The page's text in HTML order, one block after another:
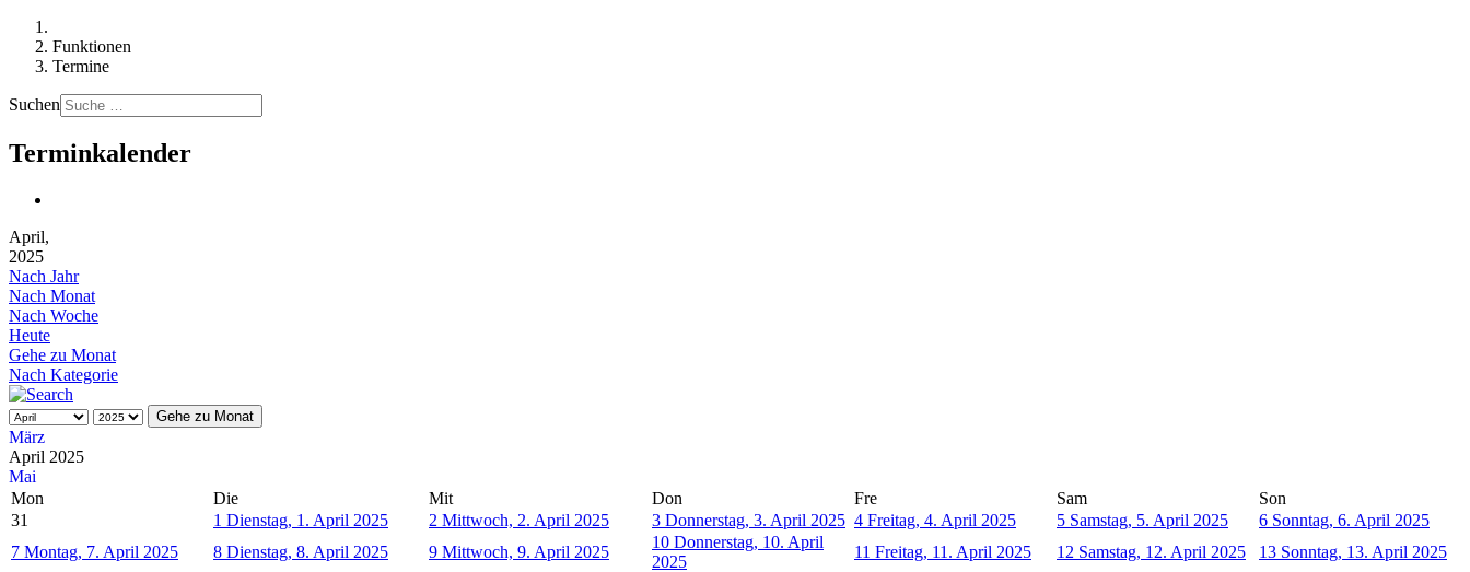
Funktionen
Termine
Suchen
Terminkalender
April,
2025
Nach Jahr
Nach Monat
Nach Woche
Heute
Gehe zu Monat
Nach Kategorie
Gehe zu Monat
März
April 2025
Mai
Mon
Die Mit Don Fre Sam
Son
31
1 Dienstag, 1. April 2025 2 Mittwoch, 2. April 2025 3 Donnerstag, 3. April 2025 4 Freitag, 4. April 2025 5 Samstag, 5. April 2025 6 Sonntag, 6. April 2025
7 Montag, 7. April 2025 8 Dienstag, 8. April 2025 9 Mittwoch, 9. April 2025
10 Donnerstag, 10. April
2025
11 Freitag, 11. April 2025 12 Samstag, 12. April 2025 13 Sonntag, 13. April 2025